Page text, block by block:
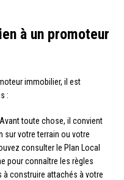
à un promoteur
immobilier, il est
:
Avant toute chose, il convient
sur votre terrain ou votre
consulter le Plan Local
pour connaître les règles
à construire attachés à votre